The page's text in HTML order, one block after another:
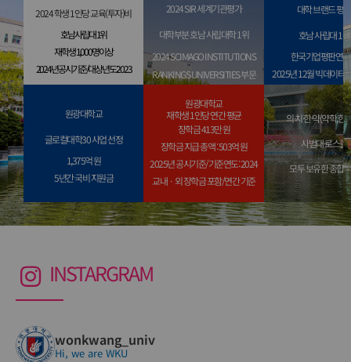
2024 학생 1인당 교육(투자)비
호남 사립대 1위
재학생 1,000명 이상
2024년 공시기준/대상년도:2023
2024 SIR 세계기관평가
대학부분 호남 사립대학 1위
2024 SCIMAGO INSTITUTIONS
RANKINGS UNIVERSITIES 부문
대학 브랜드 평판
호남 사립대 1위
한국기업평판연
2025년 12월 빅데이터
호남 사립대 1위
전국 100대 대학 중
원광대학교
글로컬대학30 사업 선정
1,375억 원
5년간 국비 지원금
원광대학교
재학생 1인당 연간 평균
장학금 413만 원
장학금 지급 총액 : 503억 원
2025년 공시기준/기준연도: 2024
교내ㆍ외 장학금 포함/연간 기준
교내ㆍ외 장학금 포함/연간 기준
의·치·한·약(약학,한
사범대·로스쿨
모두 보유한 종합
INSTARGRAM
wonkwang_univ
Hi, we are WKU